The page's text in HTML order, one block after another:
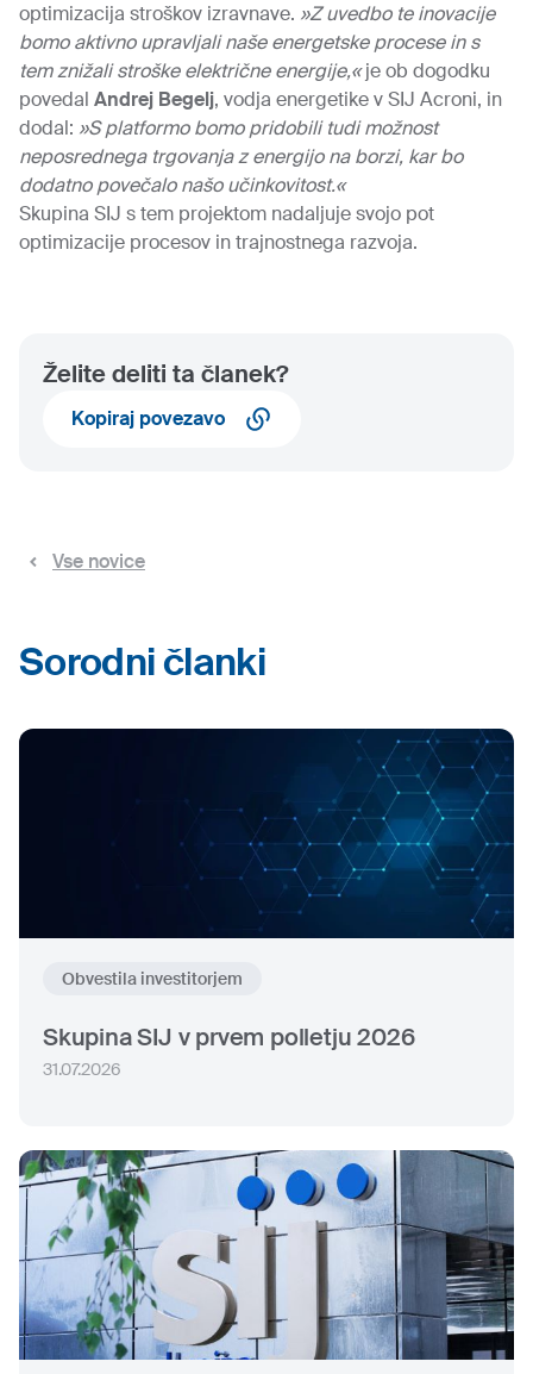
optimizacija stroškov izravnave. »Z uvedbo te inovacije
bomo aktivno upravljali naše energetske procese in s
tem znižali stroške električne energije,«je ob dogodku
povedal Andrej Begelj, vodja energetike v SIJ Acroni, in
dodal: »S platformo bomo pridobili tudi možnost
neposrednega trgovanja z energijo na borzi, kar bo
dodatno povečalo našo učinkovitost.«
Skupina SIJ s tem projektom nadaljuje svojo pot
optimizacije procesov in trajnostnega razvoja.
Želite deliti ta članek?
Kopiraj povezavo
Vse novice
Sorodni članki
Obvestila investitorjem
Skupina SIJ v prvem polletju 2026
31.07.2026